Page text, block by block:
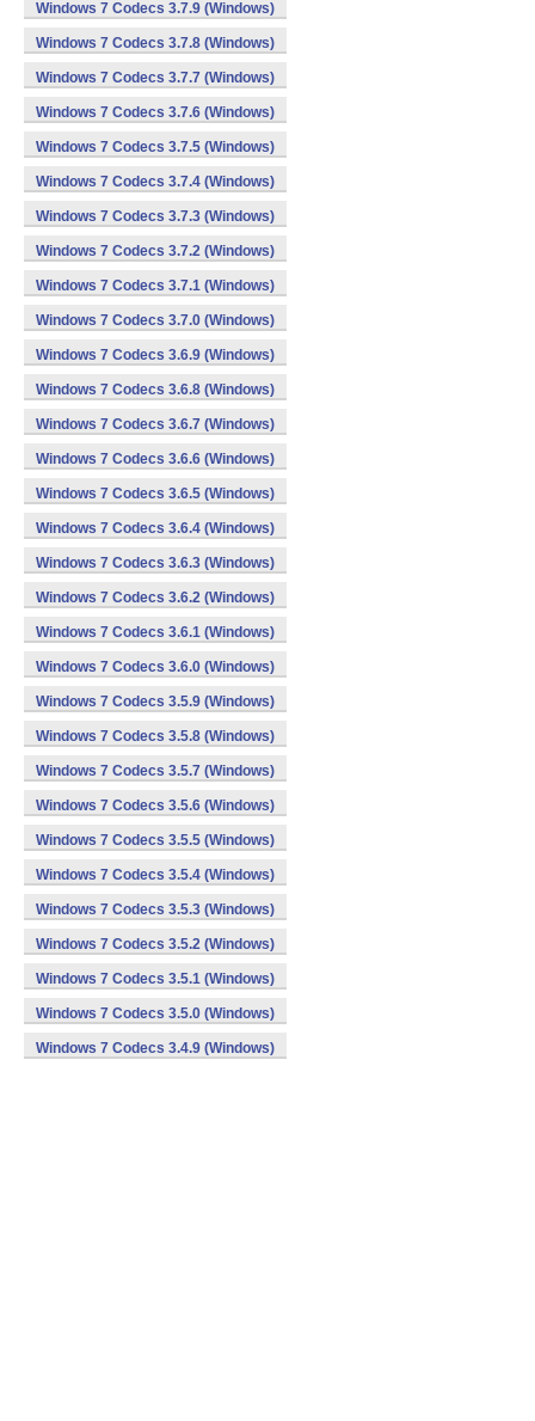
Windows 7 Codecs 3.7.9 (Windows)
Windows 7 Codecs 3.7.8 (Windows)
Windows 7 Codecs 3.7.7 (Windows)
Windows 7 Codecs 3.7.6 (Windows)
Windows 7 Codecs 3.7.5 (Windows)
Windows 7 Codecs 3.7.4 (Windows)
Windows 7 Codecs 3.7.3 (Windows)
Windows 7 Codecs 3.7.2 (Windows)
Windows 7 Codecs 3.7.1 (Windows)
Windows 7 Codecs 3.7.0 (Windows)
Windows 7 Codecs 3.6.9 (Windows)
Windows 7 Codecs 3.6.8 (Windows)
Windows 7 Codecs 3.6.7 (Windows)
Windows 7 Codecs 3.6.6 (Windows)
Windows 7 Codecs 3.6.5 (Windows)
Windows 7 Codecs 3.6.4 (Windows)
Windows 7 Codecs 3.6.3 (Windows)
Windows 7 Codecs 3.6.2 (Windows)
Windows 7 Codecs 3.6.1 (Windows)
Windows 7 Codecs 3.6.0 (Windows)
Windows 7 Codecs 3.5.9 (Windows)
Windows 7 Codecs 3.5.8 (Windows)
Windows 7 Codecs 3.5.7 (Windows)
Windows 7 Codecs 3.5.6 (Windows)
Windows 7 Codecs 3.5.5 (Windows)
Windows 7 Codecs 3.5.4 (Windows)
Windows 7 Codecs 3.5.3 (Windows)
Windows 7 Codecs 3.5.2 (Windows)
Windows 7 Codecs 3.5.1 (Windows)
Windows 7 Codecs 3.5.0 (Windows)
Windows 7 Codecs 3.4.9 (Windows)